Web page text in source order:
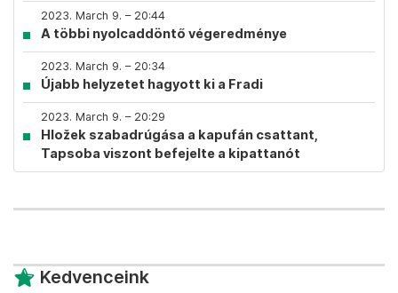
2023. March 9. – 20:44
A többi nyolcaddöntő végeredménye
2023. March 9. – 20:34
Újabb helyzetet hagyott ki a Fradi
2023. March 9. – 20:29
Hložek szabadrúgása a kapufán csattant,
Tapsoba viszont befejelte a kipattanót
Kedvenceink